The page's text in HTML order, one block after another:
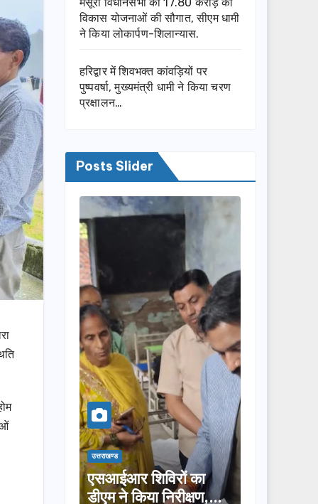
विकास योजनाओं की सौगात, सीएम धामी
ने किया लोकार्पण-शिलान्यास.
हरिद्वार में शिवभक्त कांवड़ियों पर
पुष्पवर्षा, मुख्यमंत्री धामी ने किया चरण
प्रक्षालन…
Posts Slider
एसआईआर शिविरों का
डीएम ने किया निरीक्षण,
उत्तराखण्ड
तीलू रौतेली पुरस्कार
लिए 13 महिलाओं का